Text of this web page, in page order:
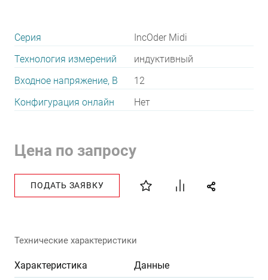
Серия
IncOder Midi
Технология измерений
индуктивный
Входное напряжение, В
12
Конфигурация онлайн
Нет
Цена по запросу
ПОДАТЬ ЗАЯВКУ
Технические характеристики
Характеристика Данные